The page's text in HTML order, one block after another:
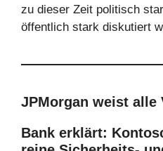
zu dieser Zeit politisch
öffentlich stark diskutiert
JPMorgan weist alle
Bank erklärt: